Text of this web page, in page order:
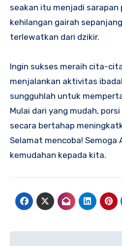
seakan itu menjadi sarapan
kehilangan gairah
terlewatkan dari dzikir.
Ingin sukses meraih cita-
menjalankan aktivitas
sungguhlah untuk
Mulai dari yang mudah,
secara bertahap
Selamat mencoba! Semoga
kemudahan kepada kita.